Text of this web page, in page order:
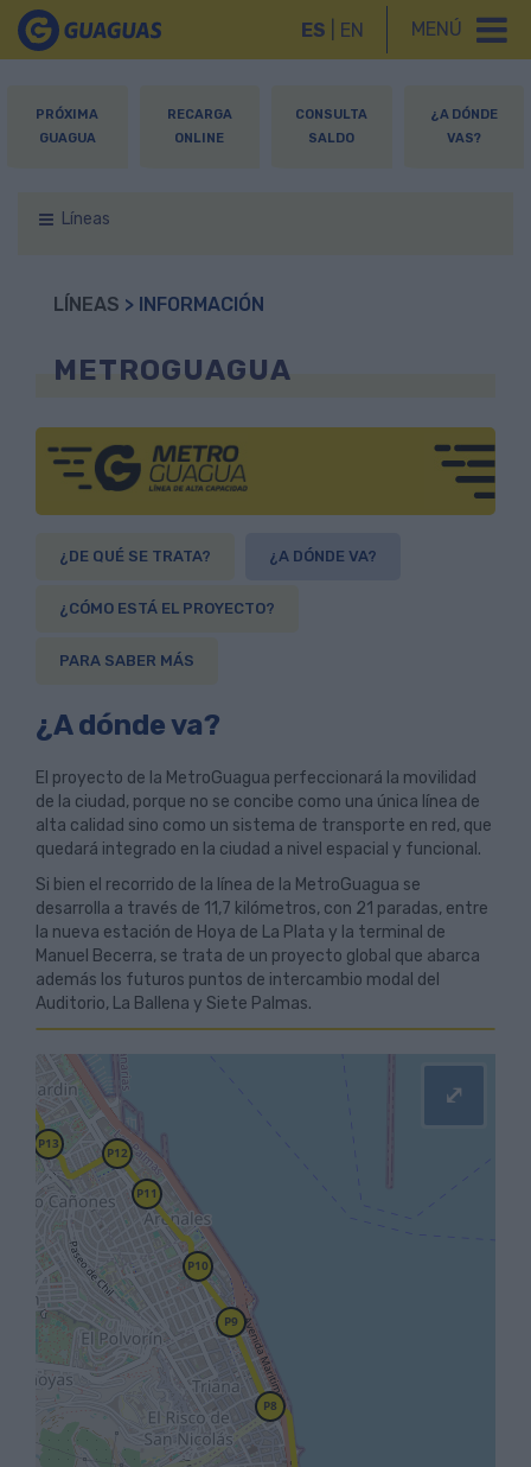
MENÚ
ES EN
PRÓXIMA
GUAGUA
RECARGA
ONLINE
CONSULTA
SALDO
¿A DÓNDE
VAS?
Líneas
LÍNEAS > INFORMACIÓN
METROGUAGUA
¿DE QUÉ SE TRATA? ¿A DÓNDE VA?
¿CÓMO ESTÁ EL PROYECTO?
PARA SABER MÁS
¿A dónde va?
El proyecto de la MetroGuagua perfeccionará la movilidad
de la ciudad, porque no se concibe como una única línea de
alta calidad sino como un sistema de transporte en red, que
quedará integrado en la ciudad a nivel espacial y funcional.
Si bien el recorrido de la línea de la MetroGuagua se
desarrolla a través de 11,7 kilómetros, con 21 paradas, entre
la nueva estación de Hoya de La Plata y la terminal de
Manuel Becerra, se trata de un proyecto global que abarca
además los futuros puntos de intercambio modal del
Auditorio, La Ballena y Siete Palmas.
⤢